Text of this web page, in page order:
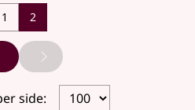
1 2
side
Neste side
side: